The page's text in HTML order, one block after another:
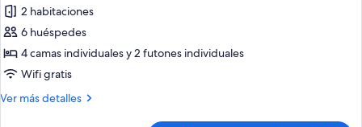
Kitchen,
No
pets)
de
Habitación
básica,
no
fumadores
2 habitaciones
6 huéspedes
4 camas individuales y 2 futones individuales
Wifi gratis
Ver más detalles
Más